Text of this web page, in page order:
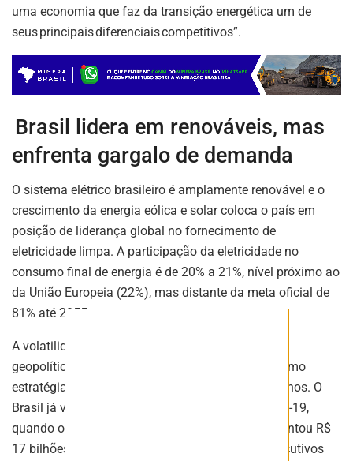
uma economia que faz da transição energética um de
seus principais diferenciais competitivos”.
Brasil lidera em renováveis, mas
enfrenta gargalo de demanda
O sistema elétrico brasileiro é amplamente renovável e o
crescimento da energia eólica e solar coloca o país em
posição de liderança global no fornecimento de
eletricidade limpa. A participação da eletricidade no
consumo final de energia é de 20% a 21%, nível próximo ao
da União Europeia (22%), mas distante da meta oficial de
81% até 2055.
A volatilidade dos preços do petróleo e as tensões
geopolíticas reforçam a eletrificação renovável como
estratégia para reduzir exposição a choques externos. O
Brasil já viveu esse cenário na pandemia de Covid-19,
quando o aumento dos preços de energia acrescentou R$
17 bilhões à conta energética do governo. Os executivos
ASSINAR